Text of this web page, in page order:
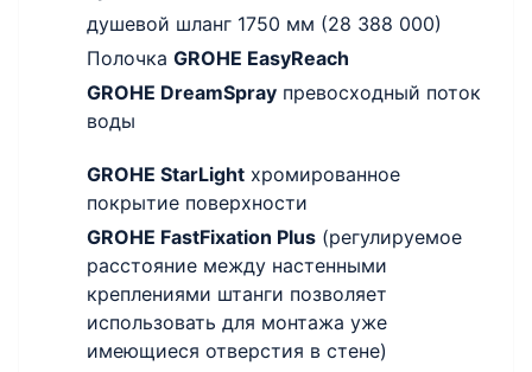
душевой шланг 1750 мм (28 388 000)
Полочка GROHE EasyReach
GROHE DreamSpray превосходный поток
воды
GROHE StarLight хромированное
покрытие поверхности
GROHE FastFixation Plus (регулируемое
расстояние между настенными
креплениями штанги позволяет
использовать для монтажа уже
имеющиеся отверстия в стене)